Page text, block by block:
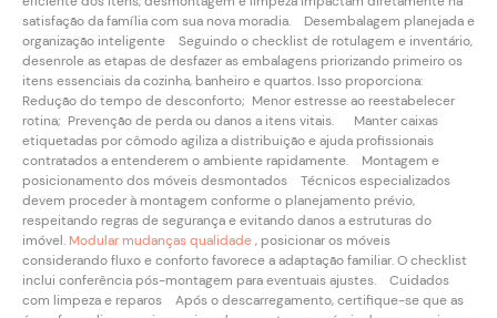
satisfação da família com sua nova moradia. Desembalagem planejada e
organização inteligente Seguindo o checklist de rotulagem e inventário,
desenrole as etapas de desfazer as embalagens priorizando primeiro os
itens essenciais da cozinha, banheiro e quartos. Isso proporciona:
Redução do tempo de desconforto; Menor estresse ao reestabelecer
rotina; Prevenção de perda ou danos a itens vitais. Manter caixas
etiquetadas por cômodo agiliza a distribuição e ajuda profissionais
contratados a entenderem o ambiente rapidamente. Montagem e
posicionamento dos móveis desmontados Técnicos especializados
devem proceder à montagem conforme o planejamento prévio,
respeitando regras de segurança e evitando danos a estruturas do
imóvel. Modular mudanças qualidade, posicionar os móveis
considerando fluxo e conforto favorece a adaptação familiar. O checklist
inclui conferência pós-montagem para eventuais ajustes. Cuidados
com limpeza e reparos Após o descarregamento, certifique-se que as